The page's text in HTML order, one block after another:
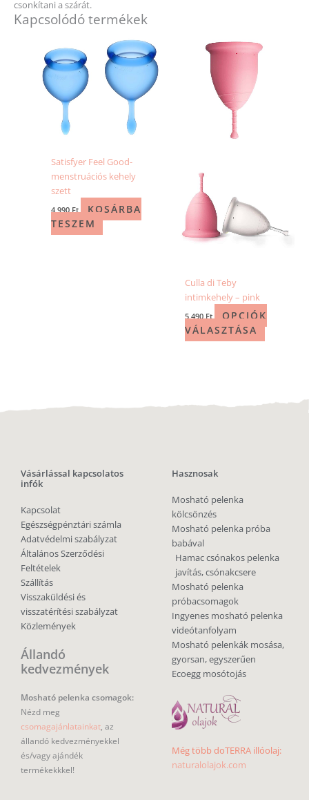
csonkítani a szárát.
Kapcsolódó termékek
Satisfyer Feel Good-
menstruációs kehely
szett
4 990Ft
KOSÁRBA
TESZEM
Culla di Teby
intimkehely – pink
5 490Ft
OPCIÓK
VÁLASZTÁSA
Vásárlással kapcsolatos
infók
Kapcsolat
Egészségpénztári számla
Adatvédelmi szabályzat
Általános Szerződési
Feltételek
Szállítás
Visszaküldési és
visszatérítési szabályzat
Közlemények
Állandó
kedvezmények
Mosható pelenka csomagok:
Nézd meg
csomagajánlatainkat, az
állandó kedvezményekkel
és/vagy ajándék
termékekkkel!
Hasznosak
Mosható pelenka
kölcsönzés
Mosható pelenka próba
babával
Hamac csónakos pelenka
javítás, csónakcsere
Mosható pelenka
próbacsomagok
Ingyenes mosható pelenka
videótanfolyam
Mosható pelenkák mosása,
gyorsan, egyszerűen
Ecoegg mosótojás
Még több doTERRA illóolaj:
naturalolajok.com